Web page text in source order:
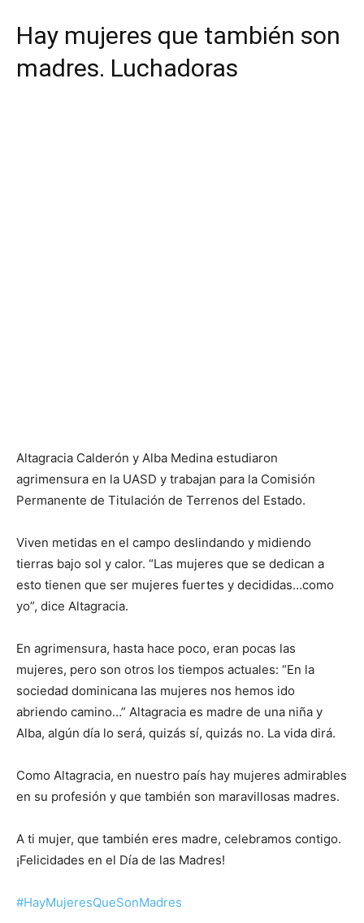
Hay mujeres que también son
madres. Luchadoras
Altagracia Calderón y Alba Medina estudiaron
agrimensura en la UASD y trabajan para la Comisión
Permanente de Titulación de Terrenos del Estado.
Viven metidas en el campo deslindando y midiendo
tierras bajo sol y calor. “Las mujeres que se dedican a
esto tienen que ser mujeres fuertes y decididas…como
yo”, dice Altagracia.
En agrimensura, hasta hace poco, eran pocas las
mujeres, pero son otros los tiempos actuales: “En la
sociedad dominicana las mujeres nos hemos ido
abriendo camino…” Altagracia es madre de una niña y
Alba, algún día lo será, quizás sí, quizás no. La vida dirá.
Como Altagracia, en nuestro país hay mujeres admirables
en su profesión y que también son maravillosas madres.
A ti mujer, que también eres madre, celebramos contigo.
¡Felicidades en el Día de las Madres!
#HayMujeresQueSonMadres